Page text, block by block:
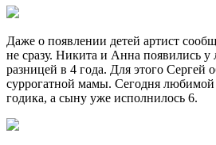
Даже о появлении детей артист
не сразу. Никита и Анна появились
разницей в 4 года. Для этого Сергей
суррогатной мамы. Сегодня любимой
годика, а сыну уже исполнилось 6.